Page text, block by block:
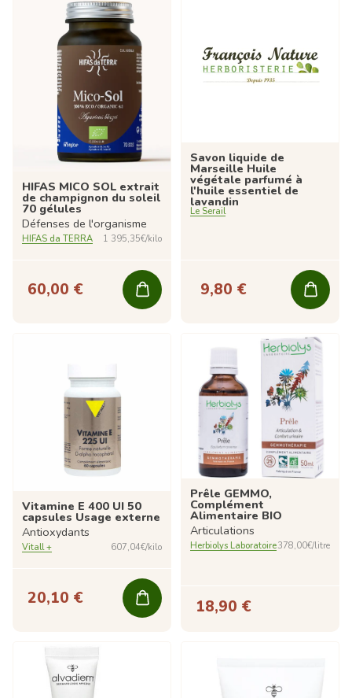
HIFAS MICO SOL extrait
de champignon du soleil
70 gélules
Défenses de l'organisme
HIFAS da TERRA 1 395,35€/kilo
60,00 €
Savon liquide de
Marseille Huile
végétale parfumé à
l'huile essentiel de
lavandin
Le Serail
9,80 €
Vitamine E 400 UI 50
capsules Usage externe
Antioxydants
Vitall + 607,04€/kilo
20,10 €
Prêle GEMMO,
Complément
Alimentaire BIO
Articulations
Herbiolys Laboratoire378,00€/litre
18,90 €